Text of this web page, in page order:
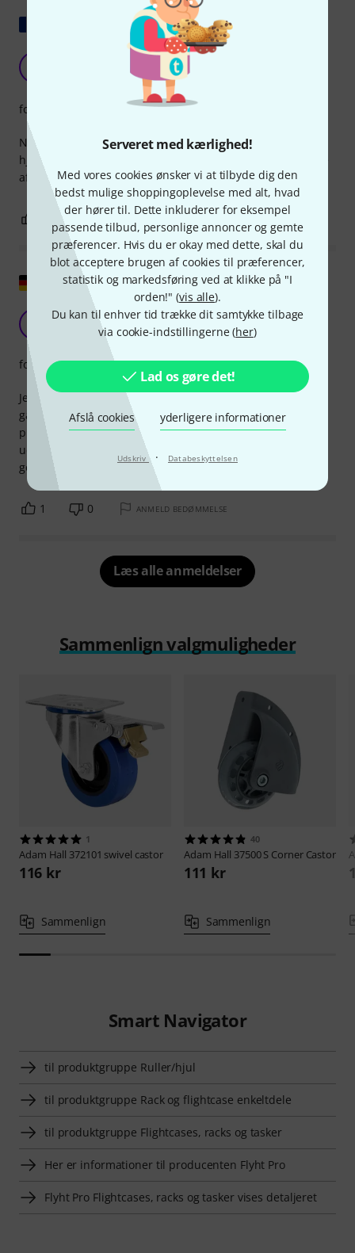
Serveret med kærlighed!
Med vores cookies ønsker vi at tilbyde dig den
bedst mulige shoppingoplevelse med alt, hvad
der hører til. Dette inkluderer for eksempel
passende tilbud, personlige annoncer og gemte
præferencer. Hvis du er okay med dette, skal du
blot acceptere brugen af cookies til præferencer,
statistik og markedsføring ved at klikke på "I
orden!" (vis alle).
Du kan til enhver tid trække dit samtykke tilbage
via cookie-indstillingerne (her)
Lad os gøre det!
Afslå cookies yderligere informationer
Udskriv · Databeskyttelsen
God valuta for pengene, jeg anbefaler det!
ImOuer 18.10.2024
Nem at skifte, meget smart af mærket at tilbyde dette sæt
hjul, så man kan have dem lige ved hånden "bare i tilfælde
af"...
forarbejdning
0
Vis original
Lachsius 06.09.2024
Jeg købte disse som erstatning for mit kabinet, fordi de
gamle desværre var gået i stykker. De er ret gode i sig selv,
problemet er, at de ikke holder evigt. Jeg var nødt til at
udskifte dem efter cirka 1-1,5 år. Ellers er hjulene meget
gode.
forarbejdning
1 0 ANMELD BEDØMMELSE
Læs alle anmeldelser
Sammenlign valgmuligheder
1
Adam Hall 372101 swivel castor
116 kr
Sammenlign
40
Adam Hall 37500 S Corner Castor
111 kr
Sammenlign
Smart Navigator
til produktgruppe Ruller/hjul
til produktgruppe Rack og flightcase enkeltdele
til produktgruppe Flightcases, racks og tasker
Her er informationer til producenten Flyht Pro
Flyht Pro Flightcases, racks og tasker vises detaljeret